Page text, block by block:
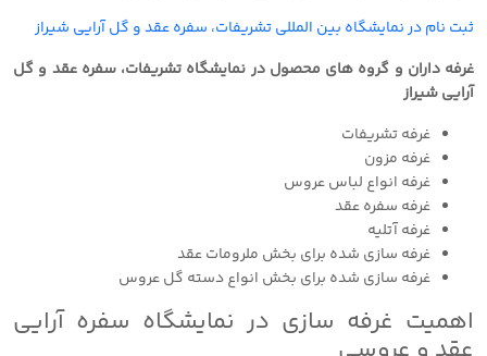
ثبت نام در نمایشگاه بین المللی تشریفات، سفره عقد و گل آرایی شیراز
غرفه داران و گروه های محصول در نمایشگاه تشریفات، سفره عقد و گل
آرایی شیراز
غرفه تشریفات
غرفه مزون
غرفه انواع لباس عروس
غرفه سفره عقد
غرفه آتلیه
غرفه سازی شده برای بخش ملرومات عقد
غرفه سازی شده برای بخش انواع دسته گل عروس
اهمیت غرفه سازی در نمایشگاه سفره آرایی